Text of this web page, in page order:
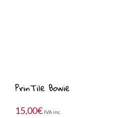
PrinTile Bowie
15,00€ IVA inc.